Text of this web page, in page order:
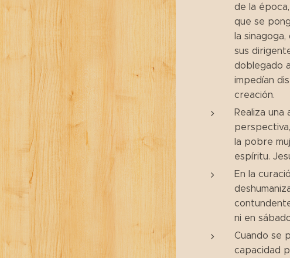
de la
que se
la
sus
doblegado
impedían
creación.
Realiza
la pobre
espíritu.
En la
ni en
Cuando se
capacidad